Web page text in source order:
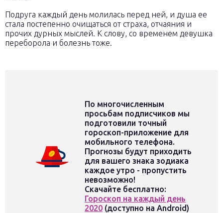
Подруга каждый день молилась перед ней, и душа ее
стала постепенно очищаться от страха, отчаяния и
прочих дурных мыслей. К слову, со временем девушка
переборола и болезнь тоже.
По многочисленным
просьбам подписчиков мы
подготовили точный
гороскоп-приложение для
мобильного телефона.
Прогнозы будут приходить
для вашего знака зодиака
каждое утро - пропустить
невозможно!
Скачайте бесплатно:
Гороскоп на каждый день
2020 (доступно на Android)